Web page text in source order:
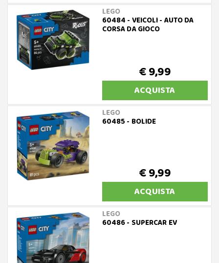
LEGO
60484 - VEICOLI - AUTO DA
CORSA DA GIOCO
€ 9,99
ACQUISTA
LEGO
60485 - BOLIDE
€ 9,99
ACQUISTA
LEGO
60486 - SUPERCAR EV